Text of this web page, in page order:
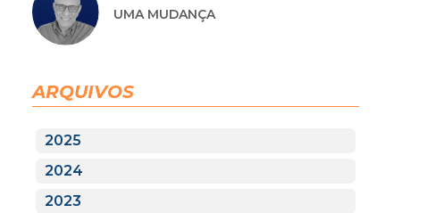
UMA MUDANÇA
ARQUIVOS
2025
2024
2023